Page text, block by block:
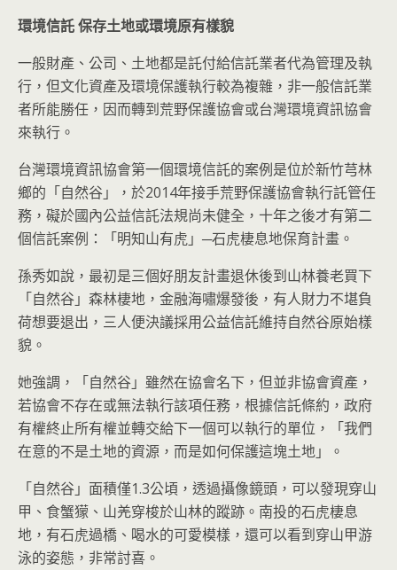
環境信託保存土地或環境原有樣貌
一般財產、公司、土地都是託付給信託業者代為管理及執
行，但文化資產及環境保護執行較為複雜，非一般信託業
者所能勝任，因而轉到荒野保護協會或台灣環境資訊協會
來執行。
台灣環境資訊協會第一個環境信託的案例是位於新竹芎林
鄉的「自然谷」，於2014年接手荒野保護協會執行託管任
務，礙於國內公益信託法規尚未健全，十年之後才有第二
個信託案例：「明知山有虎」─石虎棲息地保育計畫。
孫秀如說，最初是三個好朋友計畫退休後到山林養老買下
「自然谷」森林棲地，金融海嘯爆發後，有人財力不堪負
荷想要退出，三人便決議採用公益信託維持自然谷原始樣
貌。
她強調，「自然谷」雖然在協會名下，但並非協會資產，
若協會不存在或無法執行該項任務，根據信託條約，政府
有權終止所有權並轉交給下一個可以執行的單位，「我們
在意的不是土地的資源，而是如何保護這塊土地」。
「自然谷」面積僅1.3公頃，透過攝像鏡頭，可以發現穿山
甲、食蟹獴、山羌穿梭於山林的蹤跡。南投的石虎棲息
地，有石虎過橋、喝水的可愛模樣，還可以看到穿山甲游
泳的姿態，非常討喜。